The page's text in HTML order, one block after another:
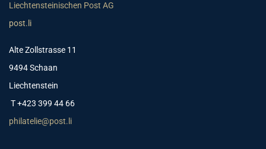
Liechtensteinischen Post AG
post.li
Alte Zollstrasse 11
9494 Schaan
Liechtenstein
T +423 399 44 66
philatelie@post.li